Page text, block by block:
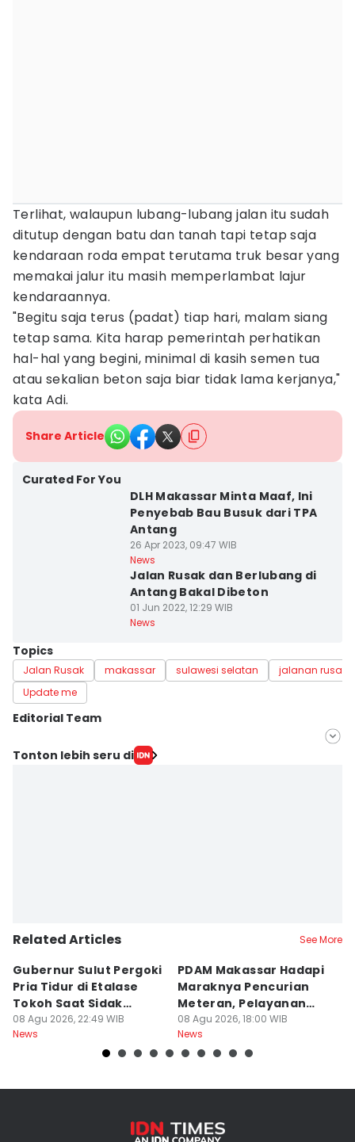
Terlihat, walaupun lubang-lubang jalan itu sudah
ditutup dengan batu dan tanah tapi tetap saja
kendaraan roda empat terutama truk besar yang
memakai jalur itu masih memperlambat lajur
kendaraannya.
"Begitu saja terus (padat) tiap hari, malam siang
tetap sama. Kita harap pemerintah perhatikan
hal-hal yang begini, minimal di kasih semen tua
atau sekalian beton saja biar tidak lama kerjanya,"
kata Adi.
Share Article
Curated For You
DLH Makassar Minta Maaf, Ini
Penyebab Bau Busuk dari TPA
Antang
26 Apr 2023, 09:47 WIB
News
Jalan Rusak dan Berlubang di
Antang Bakal Dibeton
01 Jun 2022, 12:29 WIB
News
Topics
Jalan Rusak makassar sulawesi selatan
jalanan rusak
Update me
Editorial Team
Editor
Tonton lebih seru di
Related Articles See More
Gubernur Sulut Pergoki
Pria Tidur di Etalase
Tokoh Saat Sidak
Gedung
08 Agu 2026, 22:49 WIB
News
PDAM Makassar Hadapi
Maraknya Pencurian
Meteran, Pelayanan
Ikut Terdampak
08 Agu 2026, 18:00 WIB
News